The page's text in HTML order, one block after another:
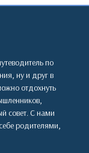
по
ну и друг в
отдохнуть
совет. С нами
родителями,